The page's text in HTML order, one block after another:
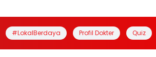
#LokalBerdaya Profil Dokter Quiz